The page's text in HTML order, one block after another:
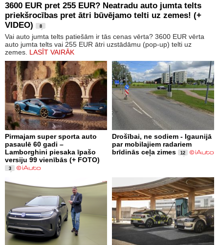
3600 EUR pret 255 EUR? Neatradu auto jumta telts
priekšrocības pret ātri būvējamo telti uz zemes! (+
VIDEO)
8
Vai auto jumta telts patiešām ir tās cenas vērta? 3600 EUR vērta
auto jumta telts vai 255 EUR ātri uzstādāmu (pop-up) telti uz
zemes. LASĪT VAIRĀK
Pirmajam super sporta auto
pasaulē 60 gadi –
Lamborghini piesaka īpašo
versiju 99 vienībās (+ FOTO)
3
Drošībai, ne sodiem - Igaunijā
par mobilajiem radariem
brīdinās ceļa zimes
12